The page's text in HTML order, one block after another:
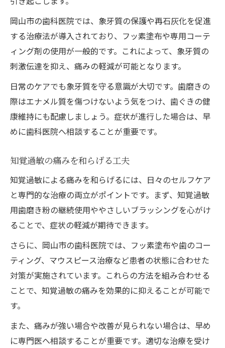
岡山市の歯科医院では、象牙質の保護や再石灰化を促進
する治療法が導入されており、フッ素塗布や専用コーテ
ィング剤の使用が一般的です。これによって、象牙質の
刺激伝達を抑え、痛みの軽減が可能となります。
日常のケアでも象牙質を守る意識が大切です。歯磨きの
際はエナメル質を傷つけないよう気をつけ、歯ぐきの健
康維持にも配慮しましょう。症状が進行した場合は、早
めに歯科医院へ相談することが重要です。
知覚過敏の痛みを和らげる工夫
知覚過敏による痛みを和らげるには、日々のセルフケア
と専門的な治療の両立がポイントです。まず、知覚過敏
用歯磨き粉の継続使用ややさしいブラッシングを心がけ
ることで、症状の軽減が期待できます。
さらに、岡山市の歯科医院では、フッ素塗布や歯のコー
ティング、マウスピース治療など患者の状態に合わせた
対策が実施されています。これらの方法を組み合わせる
ことで、知覚過敏の痛みを効果的に抑えることが可能で
す。
また、痛みが強い場合や改善が見られない場合は、早め
に専門医へ相談することが重要です。適切な治療を受け